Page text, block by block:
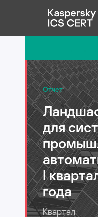
Услуги
Русский
Отчет
для
I
года
Квартал